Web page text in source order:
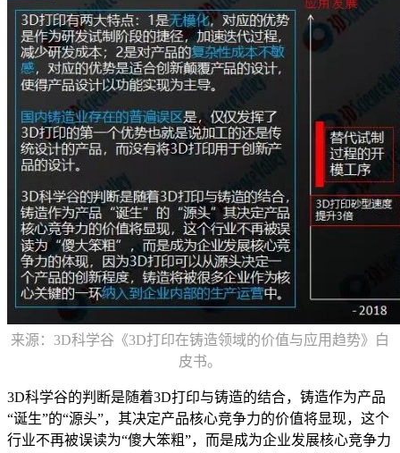
来源：3D科学谷《3D打印在铸造领域的价值与应用趋势》白
皮书。
3D科学谷的判断是随着3D打印与铸造的结合，铸造作为产品
“诞生”的“源头”，其决定产品核心竞争力的价值将显现，这个
行业不再被误读为“傻大笨粗”，而是成为企业发展核心竞争力